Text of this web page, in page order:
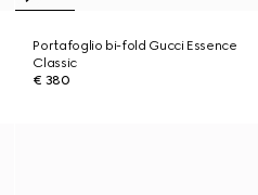
Portafoglio bi-fold Gucci Essence
Classic
€ 380